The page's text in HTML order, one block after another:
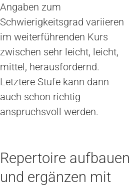
Angaben zum
Schwierigkeitsgrad variieren
im weiterführenden Kurs
zwischen sehr leicht, leicht,
mittel, herausfordernd.
Letztere Stufe kann dann
auch schon richtig
anspruchsvoll werden.
Repertoire aufbauen
und ergänzen mit